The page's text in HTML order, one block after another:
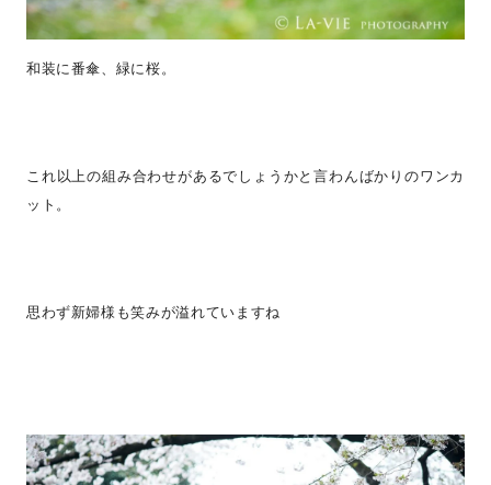
和装に番傘、緑に桜。
これ以上の組み合わせがあるでしょうかと言わんばかりのワンカ
ット。
思わず新婦様も笑みが溢れていますね